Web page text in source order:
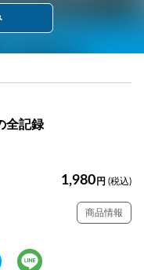
全記録
1,980 円 (税込)
商品情報